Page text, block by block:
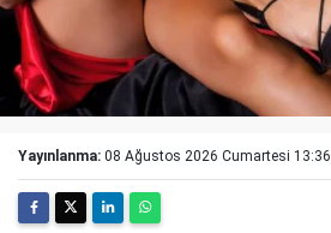
Yayınlanma: 08 Ağustos 2026 Cumartesi 13:36